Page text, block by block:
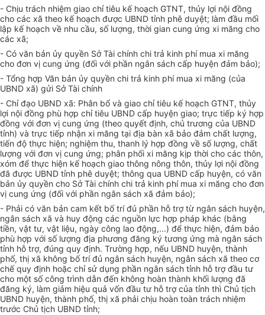
- Chịu trách nhiệm giao chỉ tiêu kế hoạch GTNT, thủy lợi nội đồng
cho các xã theo kế hoạch được UBND tỉnh phê duyệt; làm đầu mối
lập kế hoạch về nhu cầu, số lượng, thời gian cung ứng xi măng cho
các xã;
- Có văn bản ủy quyền Sở Tài chính chi trả kinh phí mua xi măng
cho đơn vị cung ứng (đối với phần ngân sách cấp huyện đảm bảo);
- Tổng hợp Văn bản ủy quyền chi trả kinh phí mua xi măng (của
UBND xã) gửi Sở Tài chính
- Chỉ đạo UBND xã: Phân bổ và giao chỉ tiêu kế hoạch GTNT, thủy
lợi nội đồng phù hợp chỉ tiêu UBND cấp huyện giao; trực tiếp ký hợp
đồng với đơn vị cung ứng (theo quyết định, chủ trương của UBND
tỉnh) và trực tiếp nhận xi măng tại địa bàn xã bảo đảm chất lượng,
tiến độ thực hiện; nghiệm thu, thanh lý hợp đồng về số lượng, chất
lượng với đơn vị cung ứng; phân phối xi măng kịp thời cho các thôn,
xóm để thực hiện kế hoạch giao thông nông thôn, thủy lợi nội đồng
đã được UBND tỉnh phê duyệt; thông qua UBND cấp huyện, có văn
bản ủy quyền cho Sở Tài chính chi trả kinh phí mua xi măng cho đơn
vị cung ứng (đối với phần ngân sách xã đảm bảo);
- Phải có văn bản cam kết bố trí đủ phần hỗ trợ từ ngân sách huyện,
ngân sách xã và huy động các nguồn lực hợp pháp khác (bằng
tiền, vật tư, vật liệu, ngày công lao động,...) để thực hiện, đảm bảo
phù hợp với số lượng địa phương đăng ký tương ứng mà ngân sách
tỉnh hỗ trợ, đúng quy định. Trường hợp, nếu UBND huyện, thành
phố, thị xã không bố trí đủ ngân sách huyện, ngân sách xã theo cơ
chế quy định hoặc chỉ sử dụng phần ngân sách tỉnh hỗ trợ đầu tư
cho một số công trình dẫn đến không hoàn thành khối lượng đã
đăng ký, làm giảm hiệu quả vốn đầu tư hỗ trợ của tỉnh thì Chủ tịch
UBND huyện, thành phố, thị xã phải chịu hoàn toàn trách nhiệm
trước Chủ tịch UBND tỉnh;